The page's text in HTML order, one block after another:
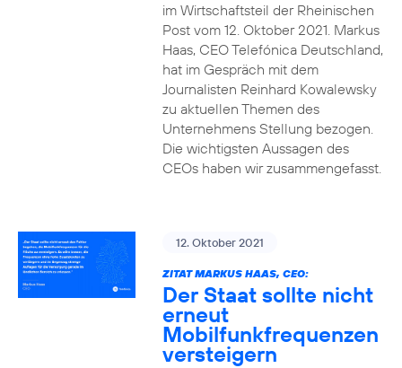
im Wirtschaftsteil der Rheinischen
Post vom 12. Oktober 2021. Markus
Haas, CEO Telefónica Deutschland,
hat im Gespräch mit dem
Journalisten Reinhard Kowalewsky
zu aktuellen Themen des
Unternehmens Stellung bezogen.
Die wichtigsten Aussagen des
CEOs haben wir zusammengefasst.
12. Oktober 2021
ZITAT MARKUS HAAS, CEO:
Der Staat sollte nicht
erneut
Mobilfunkfrequenzen
versteigern